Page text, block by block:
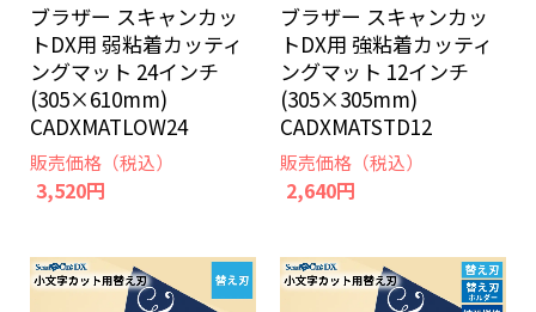
ブラザー スキャンカッ
トDX用 弱粘着カッティ
ングマット 24インチ
(305×610mm)
CADXMATLOW24
販売価格（税込）
3,520円
ブラザー スキャンカッ
トDX用 強粘着カッティ
ングマット 12インチ
(305×305mm)
CADXMATSTD12
販売価格（税込）
2,640円